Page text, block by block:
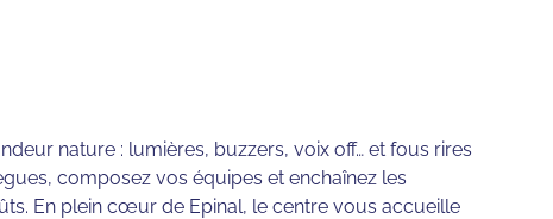
nature : lumières, buzzers, voix off… et fous rires
composez vos équipes et enchaînez les
En plein cœur de Epinal, le centre vous accueille